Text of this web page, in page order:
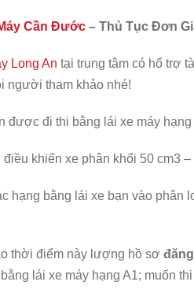
Cần Đước – Thủ Tục Đơn
Long An tại trung tâm có hổ trợ
người tham khảo nhé!
được đi thi bằng lái xe máy hạng
khiển xe phân khối 50 cm3 –
hạng bằng lái xe bạn vào phân
thời điểm này lượng hồ sơ
lái xe máy hạng A1; muốn